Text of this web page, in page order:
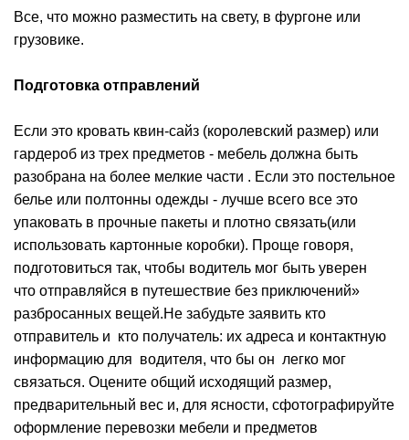
Все, что можно разместить на свету, в фургоне или
грузовике.
Подготовка отправлений
Если это кровать квин-сайз (королевский размер) или
гардероб из трех предметов - мебель должна быть
разобрана на более мелкие части . Если это постельное
белье или полтонны одежды - лучше всего все это
упаковать в прочные пакеты и плотно связать(или
использовать картонные коробки). Проще говоря,
подготовиться так, чтобы водитель мог быть уверен
что отправляйся в путешествие без приключений»
разбросанных вещей.Не забудьте заявить кто
отправитель и кто получатель: их адреса и контактную
информацию для водителя, что бы он легко мог
связаться. Оцените общий исходящий размер,
предварительный вес и, для ясности, сфотографируйте
оформление перевозки мебели и предметов